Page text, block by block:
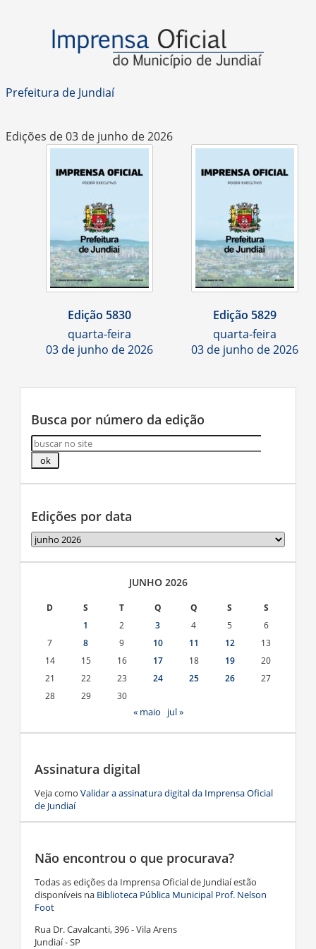
Prefeitura de Jundiaí
Edições de 03 de junho de 2026
Edição 5830
quarta-feira
03 de junho de 2026
Edição 5829
quarta-feira
03 de junho de 2026
Busca por número da edição
Edições por data
Edições
por
data
JUNHO 2026
D S T Q Q S
S
1
2 3 4 5
6
7
8 9 10 11 12
13
14
15 16 17 18 19
20
21
22 23 24 25 26
27
28
29 30
« maio jul »
Assinatura digital
Veja como Validar a assinatura digital da Imprensa Oficial
de Jundiaí
Não encontrou o que procurava?
Todas as edições da Imprensa Oficial de Jundiaí estão
disponíveis na Biblioteca Pública Municipal Prof. Nelson
Foot
Rua Dr. Cavalcanti, 396 - Vila Arens
Jundiaí - SP